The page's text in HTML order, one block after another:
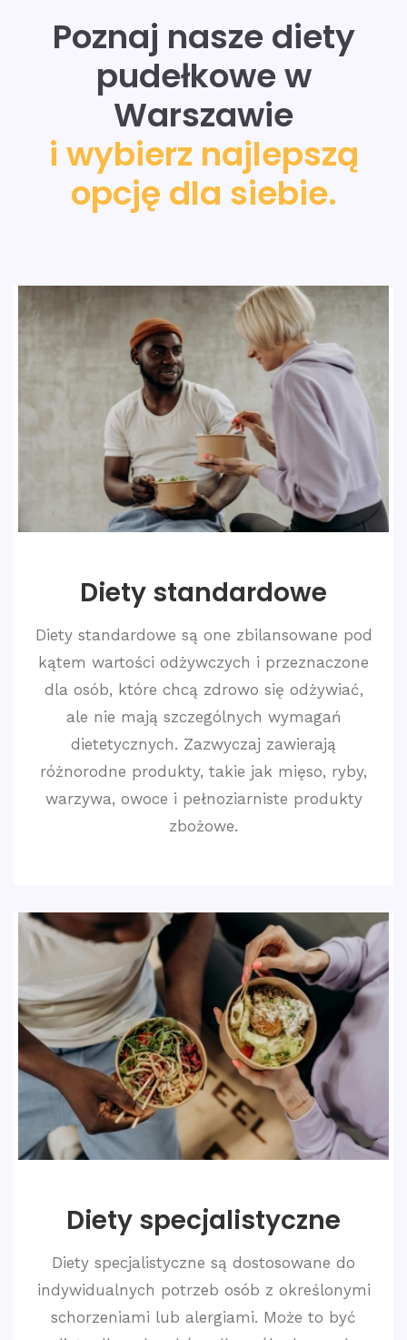
Poznaj nasze diety
pudełkowe w
Warszawie
i wybierz najlepszą
opcję dla siebie.
Diety standardowe
Diety standardowe są one zbilansowane pod
kątem wartości odżywczych i przeznaczone
dla osób, które chcą zdrowo się odżywiać,
ale nie mają szczególnych wymagań
dietetycznych. Zazwyczaj zawierają
różnorodne produkty, takie jak mięso, ryby,
warzywa, owoce i pełnoziarniste produkty
zbożowe.
Diety specjalistyczne
Diety specjalistyczne są dostosowane do
indywidualnych potrzeb osób z określonymi
schorzeniami lub alergiami. Może to być